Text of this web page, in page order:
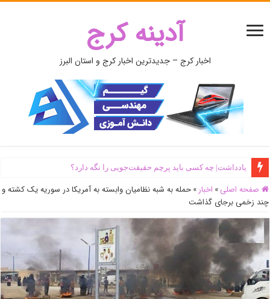
آدینه کرج
اخبار کرج – جدیدترین اخبار کرج و استان البرز
یادداشت| ‌چه کسی باید پرچم حقیقت‌جویی را نگه دارد؟
صفحه اصلی » اخبار » حمله به شبه نظامیان وابسته به آمریکا در سوریه یک کشته و
چند زخمی برجای گذاشت